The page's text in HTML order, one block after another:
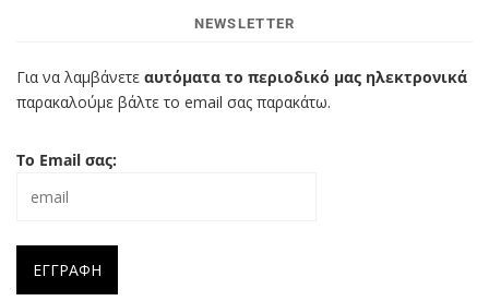
NEWSLETTER
Για να λαμβάνετε αυτόματα το περιοδικό μας ηλεκτρονικά
παρακαλούμε βάλτε το email σας παρακάτω.
Το Email σας: